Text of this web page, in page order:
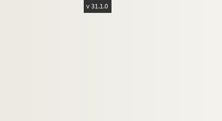
v 31.1.0